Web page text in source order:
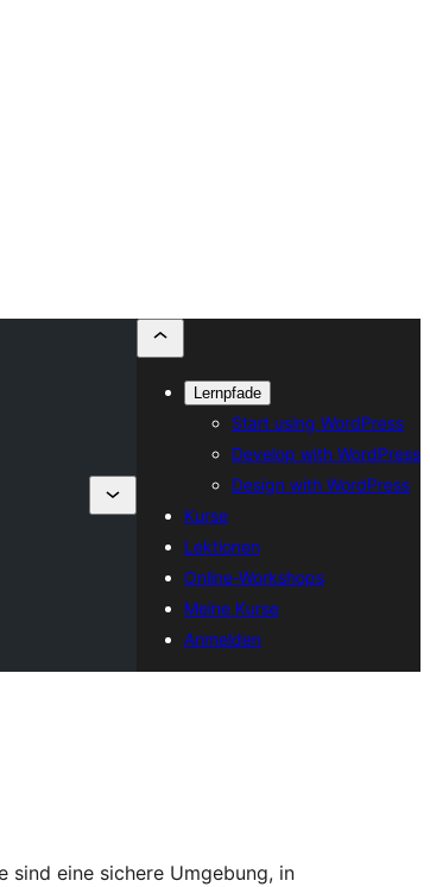
Lernpfade
Start using WordPress
Develop with WordPress
Design with WordPress
Kurse
Lektionen
Online-Workshops
Meine Kurse
Anmelden
sind eine sichere Umgebung, in